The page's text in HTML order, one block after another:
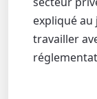
expliqué
travailler